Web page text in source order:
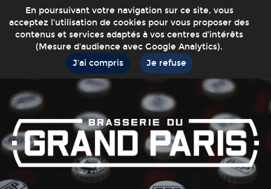
En poursuivant votre navigation sur ce site, vous
acceptez l’utilisation de cookies pour vous proposer des
contenus et services adaptés à vos centres d’intérêts
(Mesure d'audience avec Google Analytics).
J'ai compris
Je refuse